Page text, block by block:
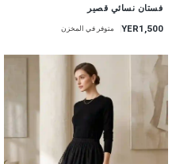
فستان نسائي قصير
YER1,500 متوفر في المخزن